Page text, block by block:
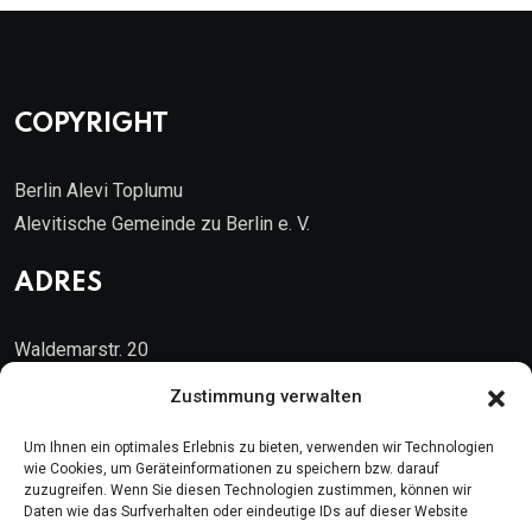
Zustimmung verwalten
Um Ihnen ein optimales Erlebnis zu bieten, verwenden wir Technologien
wie Cookies, um Geräteinformationen zu speichern bzw. darauf
zuzugreifen. Wenn Sie diesen Technologien zustimmen, können wir
Daten wie das Surfverhalten oder eindeutige IDs auf dieser Website
COPYRIGHT
Berlin Alevi Toplumu
Alevitische Gemeinde zu Berlin e. V.
ADRES
Waldemarstr. 20
Kontakt
Telefon: (030) 616 58 700